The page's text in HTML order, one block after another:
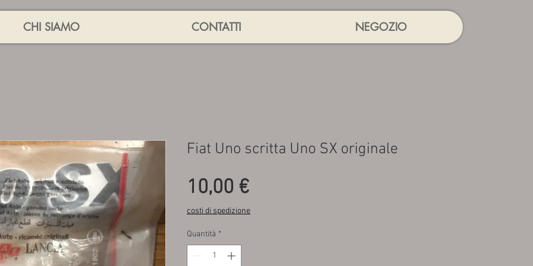
CHI SIAMO CONTATTI NEGOZIO
Fiat Uno scritta Uno SX originale
10,00 €Prezzo
costi di spedizione
Quantità *